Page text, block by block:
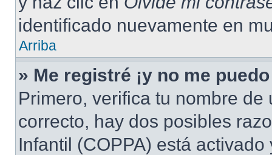
identificado nuevamente en
Arriba
» Me registré ¡y no me
Primero, verifica tu nombre
correcto, hay dos posibles
Infantil (COPPA) está